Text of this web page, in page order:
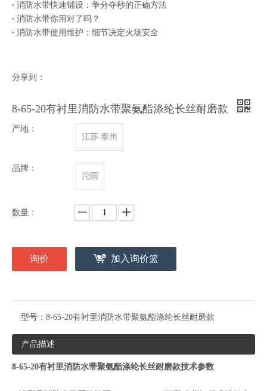
消防水带快速铺设：争分夺秒的正确方法
消防水带你用对了吗？
消防水带使用维护：细节决定火场安全
分享到：
8-65-20有衬里消防水带聚氨酯涤纶长丝耐磨款
产地：
江苏 泰州
品牌：
沱雨
数量：
询价 加入询价篮
型号： 8-65-20有衬里消防水带聚氨酯涤纶长丝耐磨款
产品描述
8-65-20有衬里消防水带聚氨酯涤纶长丝耐磨款技术参数